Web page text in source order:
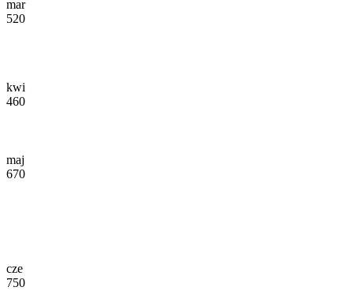
mar
520
kwi
460
maj
670
cze
750